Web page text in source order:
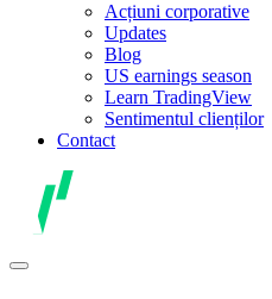
Acțiuni corporative
Updates
Blog
US earnings season
Learn TradingView
Sentimentul clienților
Contact